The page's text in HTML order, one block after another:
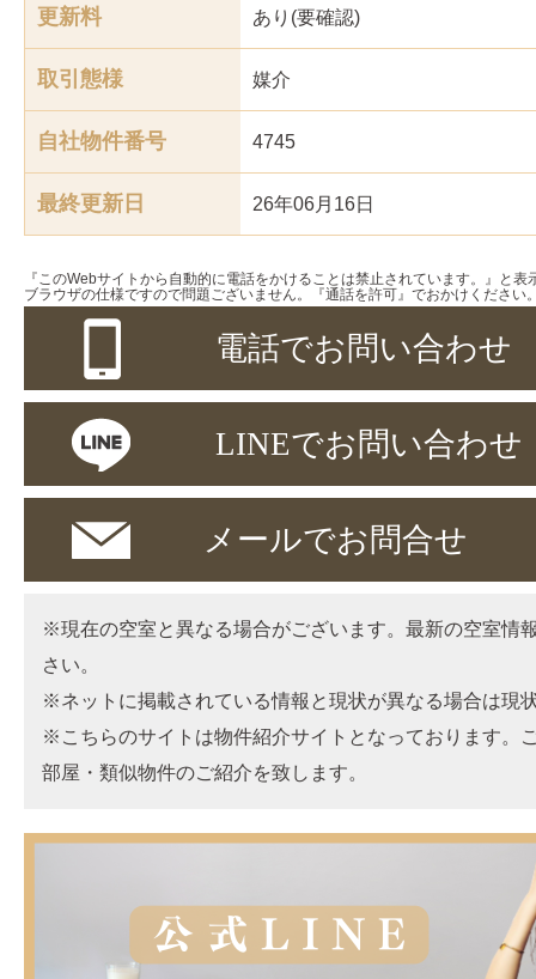
更新料 あり(要確認)
取引態様 媒介
自社物件番号 4745
最終更新日 26年06月16日
『このWebサイトから自動的に電話をかけることは禁止されています。』と
ブラウザの仕様ですので問題ございません。『通話を許可』でおかけください
電話でお問い合わせ
LINEでお問い合わせ
メールでお問合せ
※現在の空室と異なる場合がございます。最新の空室情
さい。
※ネットに掲載されている情報と現状が異なる場合は現
※こちらのサイトは物件紹介サイトとなっております。
部屋・類似物件のご紹介を致します。